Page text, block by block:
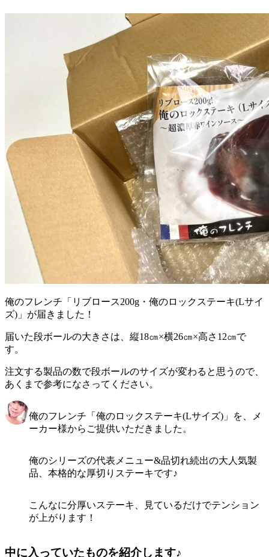
俺のフレンチ「リブロース200g・俺のロックステーキ(Lサイ
ズ)」が届きました！
届いた段ボールの大きさは、縦18㎝×横26㎝×高さ12㎝で
す。
注文する製品の数で段ボールのサイズが変わると思うので、
あくまで参考になさってください。
俺のフレンチ「俺のロックステーキ(Lサイズ)」を、メ
ーカー様からご提供いただきました。
俺のシリーズの代表メニュー&品切れ続出の大人気製
品、本格的な厚切りステーキです♪
こんなに分厚いステーキ、見ているだけでテンション
が上がります！
中に入っていたものを紹介します♪